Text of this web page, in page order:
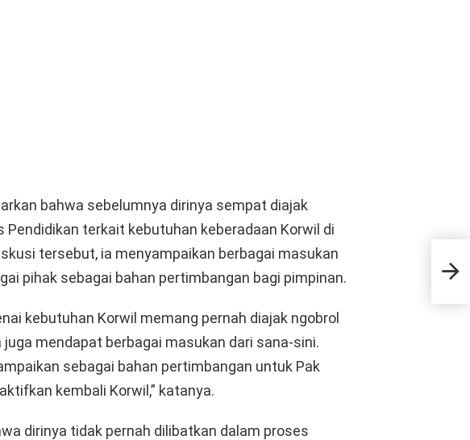
bahwa sebelumnya dirinya sempat diajak
Pendidikan terkait kebutuhan keberadaan Korwil di
tersebut, ia menyampaikan berbagai masukan
pihak sebagai bahan pertimbangan bagi pimpinan.
kebutuhan Korwil memang pernah diajak ngobrol
juga mendapat berbagai masukan dari sana-sini.
sebagai bahan pertimbangan untuk Pak
kembali Korwil,” katanya.
dirinya tidak pernah dilibatkan dalam proses